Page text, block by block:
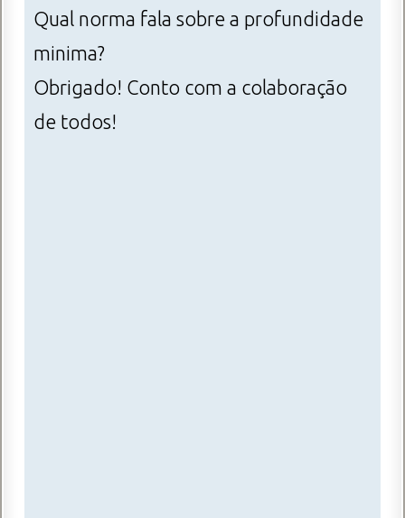
Qual norma fala sobre a profundidade
minima?
Obrigado! Conto com a colaboração
de todos!